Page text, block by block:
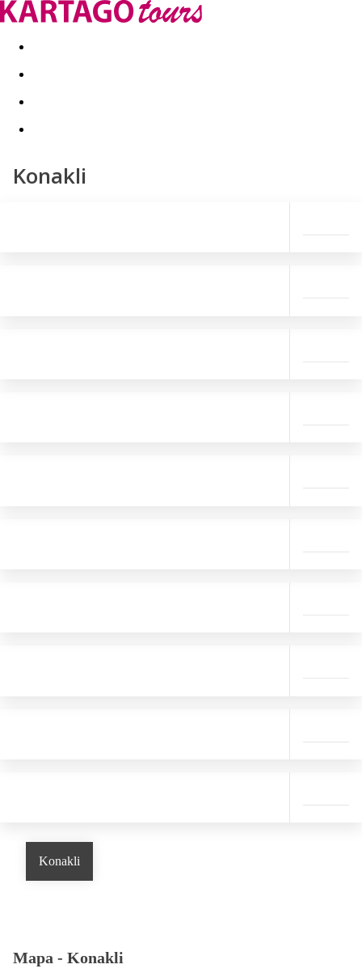
Last minute Dovolenkové kluby
Konakli
Konakli
Mapa - Konakli